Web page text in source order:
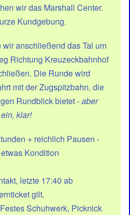
wir das Marshall Center.
Kundgebung.
anschließend das Tal um
Richtung Kreuzeckbahnhof
Die Runde wird
mit der Zugspitzbahn, die
Rundblick bietet -aber
klar!
+ reichlich Pausen -
Kondition
letzte 17:40 ab
gilt.
Festes Schuhwerk, Picknick